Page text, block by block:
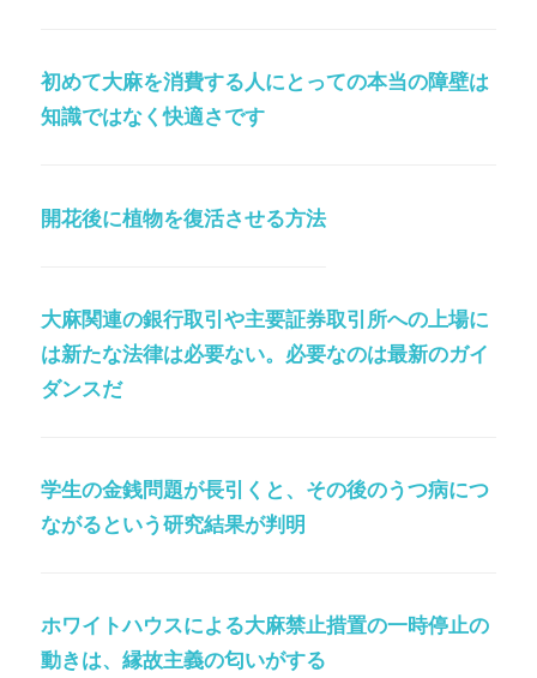
初めて大麻を消費する人にとっての本当の障壁は
知識ではなく快適さです
開花後に植物を復活させる方法
大麻関連の銀行取引や主要証券取引所への上場に
は新たな法律は必要ない。必要なのは最新のガイ
ダンスだ
学生の金銭問題が長引くと、その後のうつ病につ
ながるという研究結果が判明
ホワイトハウスによる大麻禁止措置の一時停止の
動きは、縁故主義の匂いがする